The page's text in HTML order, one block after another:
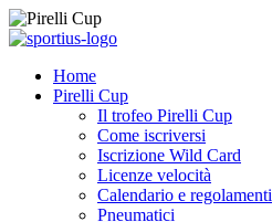
Home
Pirelli Cup
Il trofeo Pirelli Cup
Come iscriversi
Iscrizione Wild Card
Licenze velocità
Calendario e regolamenti
Pneumatici